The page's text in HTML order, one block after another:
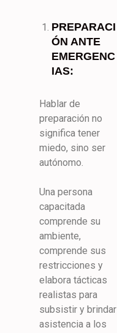
PREPARACI
ÓN ANTE
EMERGENC
IAS:
Hablar de
preparación no
significa tener
miedo, sino ser
autónomo.
Una persona
capacitada
comprende su
ambiente,
comprende sus
restricciones y
elabora tácticas
realistas para
subsistir y brindar
asistencia a los